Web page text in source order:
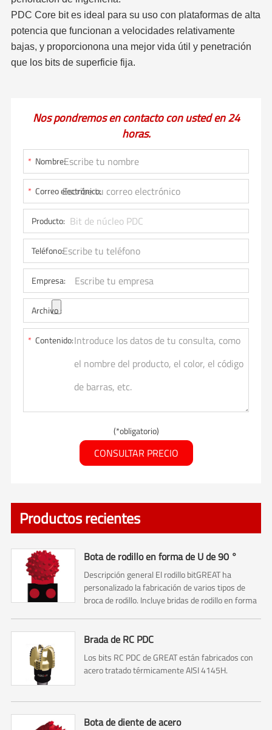
PDC Core bit es ideal para su uso con plataformas de alta
potencia que funcionan a velocidades relativamente
bajas, y proporcionona una mejor vida útil y penetración
que los bits de superficie fija.
Nos pondremos en contacto con usted en 24
horas.
* Nombre:
* Correo electrónico:
Producto:
Teléfono:
Empresa:
Archivo :
* Contenido:
(*obligatorio)
CONSULTAR PRECIO
Productos recientes
Bota de rodillo en forma de U de 90 °
Descripción general El rodillo bitGREAT ha
personalizado la fabricación de varios tipos de
broca de rodillo. Incluye bridas de rodillo en forma
Brada de RC PDC
Los bits RC PDC de GREAT están fabricados con
acero tratado térmicamente AISI 4145H.
Bota de diente de acero